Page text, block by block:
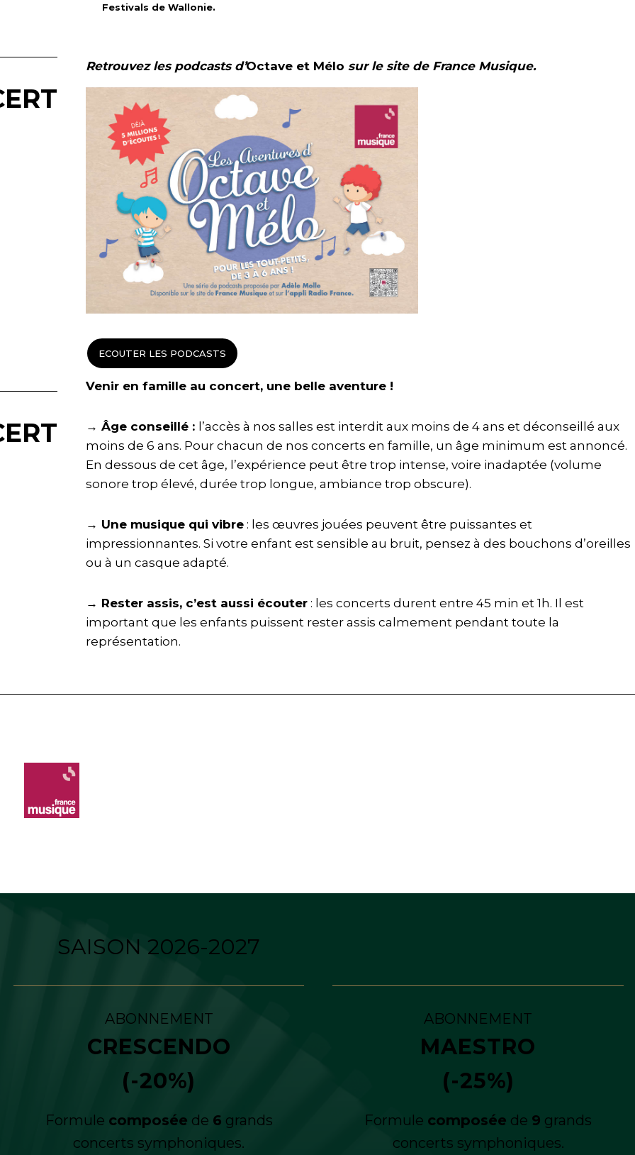
Festivals de Wallonie.
Retrouvez les podcasts d’Octave et Mélosur le site de France Musique.
ECOUTER LES PODCASTS
Venir en famille au concert, une belle aventure !
→ Âge conseillé : l’accès à nos salles est interdit aux moins de 4 ans et déconseillé aux
moins de 6 ans. Pour chacun de nos concerts en famille, un âge minimum est annoncé.
En dessous de cet âge, l’expérience peut être trop intense, voire inadaptée (volume
sonore trop élevé, durée trop longue, ambiance trop obscure).
→ Une musique qui vibre : les œuvres jouées peuvent être puissantes et
impressionnantes. Si votre enfant est sensible au bruit, pensez à des bouchons d’oreilles
ou à un casque adapté.
→ Rester assis, c’est aussi écouter : les concerts durent entre 45 min et 1h. Il est
important que les enfants puissent rester assis calmement pendant toute la
représentation.
SAISON 2026-2027
ABONNEMENT
CRESCENDO
(-20%)
Formule composée de 6 grands
concerts symphoniques.
ABONNEMENT
MAESTRO
(-25%)
Formule composée de 9 grands
concerts symphoniques.